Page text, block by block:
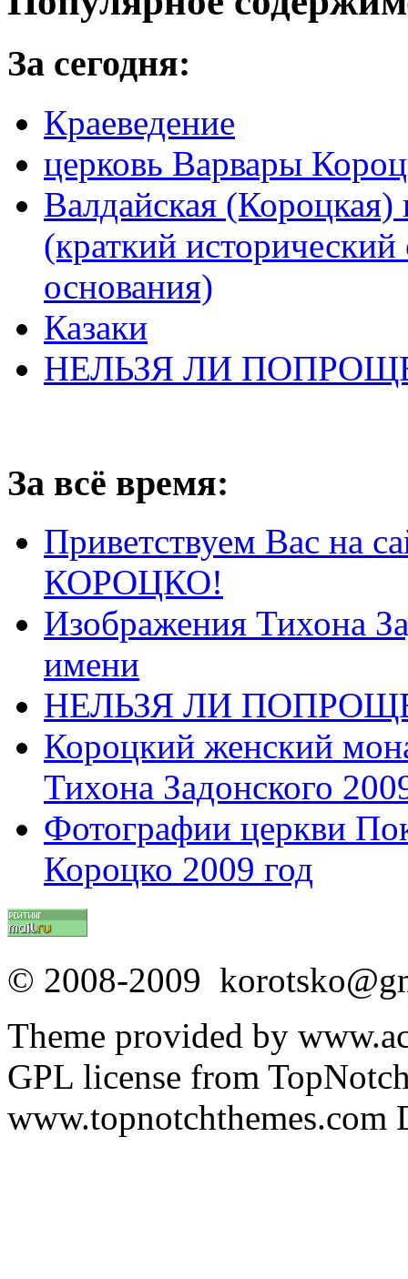
За сегодня:
Краеведение
церковь Варвары
Валдайская (Короцкая)
(краткий
основания)
Казаки
НЕЛЬЗЯ ЛИ
За всё время:
Приветствуем Вас на
КОРОЦКО!
Изображения Тихона
имени
НЕЛЬЗЯ ЛИ
Короцкий женский
Тихона Задонского
Фотографии церкви
Короцко 2009 год
© 2008-2009
Theme provided by
GPL license from
www.topnotchthemes.com